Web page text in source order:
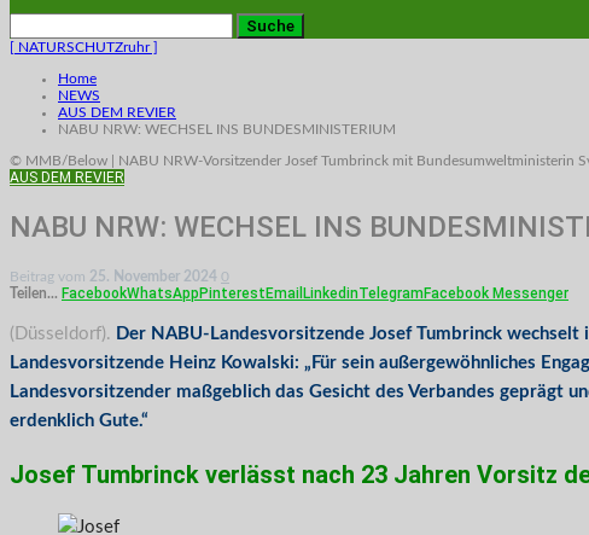
[ NATURSCHUTZruhr ]
Home
NEWS
AUS DEM REVIER
NABU NRW: WECHSEL INS BUNDESMINISTERIUM
© MMB/Below | NABU NRW-Vorsitzender Josef Tumbrinck mit Bundesumweltministerin
AUS DEM REVIER
NABU NRW: WECHSEL INS
Beitrag vom 25. November 2024 0
Teilen... FacebookWhatsAppPinterestEmail LinkedinTelegramFacebook Messenger
(Düsseldorf). Der NABU-Landesvorsitzende Josef Tumbrinck
Landesvorsitzende Heinz Kowalski: „Für sein außergewöhnliches
Landesvorsitzender maßgeblich das Gesicht des Verbandes geprägt
erdenklich Gute.“
Josef Tumbrinck verlässt nach 23 Jahren Vorsitz